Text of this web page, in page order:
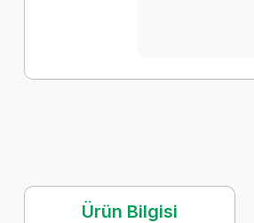
Ürün Bilgisi